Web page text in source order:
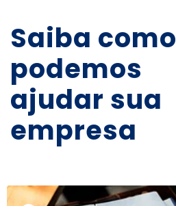
Saiba como
podemos
ajudar sua
empresa